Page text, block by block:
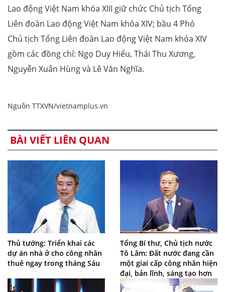
Lao động Việt Nam khóa XIII giữ chức Chủ tịch Tổng
Liên đoàn Lao động Việt Nam khóa XIV; bầu 4 Phó
Chủ tịch Tổng Liên đoàn Lao động Việt Nam khóa XIV
gồm các đồng chí: Ngọ Duy Hiểu, Thái Thu Xương,
Nguyễn Xuân Hùng và Lê Văn Nghĩa.
Nguồn TTXVN/vietnamplus.vn
BÀI VIẾT LIÊN QUAN
Thủ tướng: Triển khai các
dự án nhà ở cho công nhân
thuê ngay trong tháng Sáu
Tổng Bí thư, Chủ tịch nước
Tô Lâm: Đất nước đang cần
một giai cấp công nhân hiện
đại, bản lĩnh, sáng tạo hơn